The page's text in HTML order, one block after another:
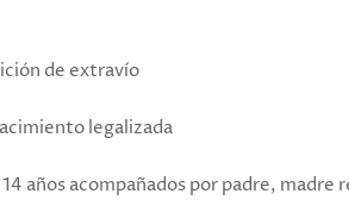
de extravío
legalizada
14 años acompañados por padre,